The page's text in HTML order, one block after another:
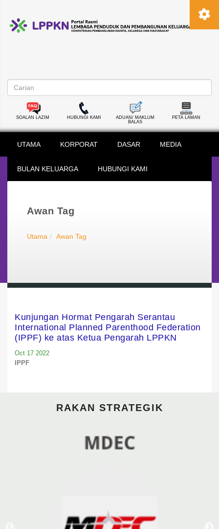
SOALAN LAZIM HUBUNGI KAMI
ADUAN/ MAKLUM
BALAS
PETA LAMAN
UTAMA KORPORAT DASAR MEDIA
BULAN KELUARGA HUBUNGI KAMI
Awan Tag
Utama Awan Tag
Kunjungan Hormat Pengarah Serantau
International Planned Parenthood Federation
(IPPF) ke atas Ketua Pengarah LPPKN
Oct 17 2022
IPPF
RAKAN STRATEGIK